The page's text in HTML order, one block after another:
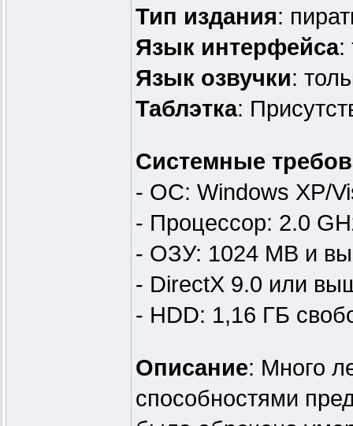
Тип издания:
Язык интерфейса:
Язык озвучки:
Таблэтка:
Системные
- OС: Windows XP/
- Процессор: 2.0
- ОЗУ: 1024 MB и
- DirectX 9.0 или
- HDD: 1,16 ГБ
Описание: Много
способностями